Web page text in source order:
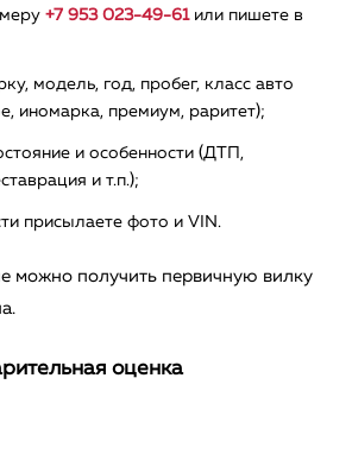
+7 953 023-49-61или пишете в
модель, год, пробег, класс авто
иномарка, премиум, раритет);
и особенности (ДТП,
и т.п.);
присылаете фото и VIN.
можно получить первичную вилку
оценка